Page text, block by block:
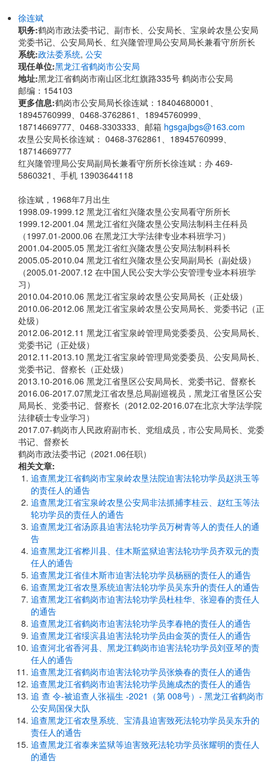
徐连斌
职务:鹤岗市政法委书记、副市长、公安局长、宝泉岭农垦公安局
党委书记、公安局局长、红兴隆管理局公安局局长兼看守所所长
系统:政法委系统, 公安
现任单位:黑龙江省鹤岗市公安局
地址:黑龙江省鹤岗市南山区北红旗路335号 鹤岗市公安局
邮编：154103
更多信息:鹤岗市公安局局长徐连斌：18404680001、
18945760999、0468-3762861、18945760999、
18714669777、0468-3303333、邮箱 hgsgajbgs@163.com
农垦公安局长徐连斌： 0468-3762861、18945760999、
18714669777
红兴隆管理局公安局副局长兼看守所所长徐连斌：办 469-
5860321、手机 13903644118
徐连斌， 1968年7月出生
1998.09-1999.12 黑龙江省红兴隆农垦公安局看守所所长
1999.12-2001.04 黑龙江省红兴隆农垦公安局法制科主任科员
（1997.01-2000.06 在黑龙江大学法律专业本科班学习）
2001.04-2005.05 黑龙江省红兴隆农垦公安局法制科科长
2005.05-2010.04 黑龙江省红兴隆农垦公安局副局长（副处级）
（2005.01-2007.12 在中国人民公安大学公安管理专业本科班学
习）
2010.04-2010.06 黑龙江省宝泉岭农垦公安局局长（正处级）
2010.06-2012.06 黑龙江省宝泉岭农垦公安局局长、党委书记（正
处级）
2012.06-2012.11 黑龙江省宝泉岭管理局党委委员、公安局局长、
党委书记（正处级）
2012.11-2013.10 黑龙江省宝泉岭管理局党委委员、公安局局长、
党委书记、督察长（正处级）
2013.10-2016.06 黑龙江省垦区公安局局长、党委书记、督察长
2016.06-2017.07黑龙江省农垦总局副巡视员，黑龙江省垦区公安
局局长、党委书记、督察长（2012.02-2016.07在北京大学法学院
法律硕士专业学习）
2017.07-鹤岗市人民政府副市长、党组成员，市公安局局长、党委
书记、督察长
鹤岗市政法委书记（2021.06任职）
相关文章:
追查黑龙江省鹤岗市宝泉岭农垦法院迫害法轮功学员赵洪玉等
的责任人的通告
追查黑龙江省宝泉岭农垦公安局非法抓捕李桂云、赵红玉等法
轮功学员的责任人的通告
追查黑龙江省汤原县迫害法轮功学员万树青等人的责任人的通
告
追查黑龙江省桦川县、佳木斯监狱迫害法轮功学员齐双元的责
任人的通告
追查黑龙江省佳木斯市迫害法轮功学员杨丽的责任人的通告
追查黑龙江省农垦系统迫害法轮功学员吴东升的责任人的通告
追查黑龙江省鹤岗市迫害法轮功学员杜桂华、张迎春的责任人
的通告
追查黑龙江省鹤岗市迫害法轮功学员李春艳的责任人的通告
追查黑龙江省绥滨县迫害法轮功学员由金英的责任人的通告
追查河北省香河县、黑龙江鹤岗市迫害法轮功学员刘亚琴的责
任人的通告
追查黑龙江省鹤岗市迫害法轮功学员张焕春的责任人的通告
追查黑龙江省鹤岗市迫害法轮功学员施成杰的责任人的通告
追 查 令-被追查人张福生 -2021（第 008号）- 黑龙江省鹤岗市
公安局国保大队
追查黑龙江省农垦系统、宝清县迫害致死法轮功学员吴东升的
责任人的通告
追查黑龙江省泰来监狱等迫害致死法轮功学员张耀明的责任人
的通告